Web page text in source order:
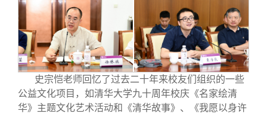
史宗恺老师回忆了过去二十年来校友们组织的一些
公益文化项目，如清华大学九十周年校庆《名家绘清
华》主题文化艺术活动和《清华故事》、《我愿以身许